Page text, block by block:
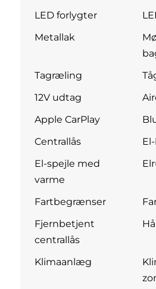
LED forlygter
Metallak
Tagræling
12V udtag
Apple CarPlay
Centrallås
El-spejle med
varme
Fartbegrænser
Fjernbetjent
centrallås
Klimaanlæg